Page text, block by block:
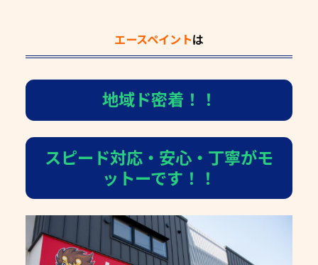
エースペイントは
地域ド密着！！
スピード対応・安心・丁寧がモ
ットーです！！